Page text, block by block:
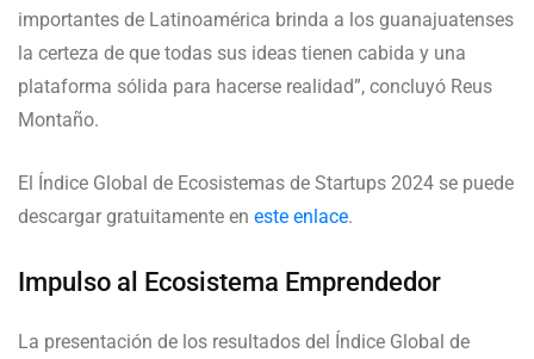
importantes de Latinoamérica brinda a los guanajuatenses
la certeza de que todas sus ideas tienen cabida y una
plataforma sólida para hacerse realidad”, concluyó Reus
Montaño.
El Índice Global de Ecosistemas de Startups 2024 se puede
descargar gratuitamente en este enlace.
Impulso al Ecosistema Emprendedor
La presentación de los resultados del Índice Global de